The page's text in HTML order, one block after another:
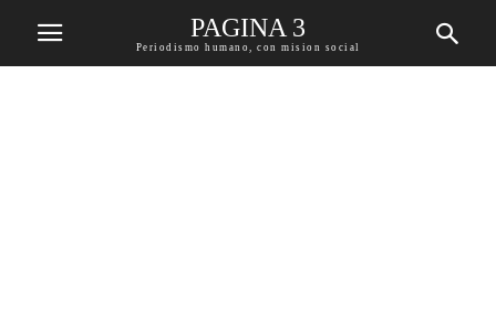
PAGINA 3
Periodismo humano, con mision social